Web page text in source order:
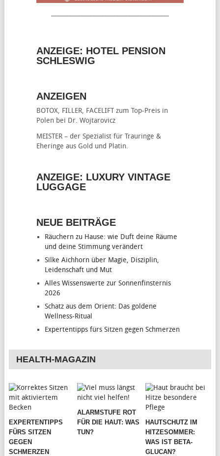
ANZEIGE: HOTEL PENSION
SCHLESWIG
ANZEIGEN
BOTOX, FILLER, FACELIFTzum Top-Preis in
Polen bei Dr. Wojtarovicz
MEISTER – der Spezialist für Trauringe &
Eheringe aus Gold und Platin.
ANZEIGE: LUXURY VINTAGE
LUGGAGE
NEUE BEITRÄGE
Räuchern zu Hause: wie Duft deine Räume
und deine Stimmung verändert
Silke Aichhorn über Magie, Disziplin,
Leidenschaft und Mut
Alles Wissenswerte zur Sonnenfinsternis
2026
Schatz aus dem Orient: Das goldene
Wellness-Ritual
Expertentipps fürs Sitzen gegen Schmerzen
HEALTH-MAGAZIN
EXPERTENTIPPS
FÜRS SITZEN
GEGEN
SCHMERZEN
ALARMSTUFE ROT
FÜR DIE HAUT: WAS
TUN?
HAUTSCHUTZ IM
HITZESOMMER:
WAS IST BETA-
GLUCAN?